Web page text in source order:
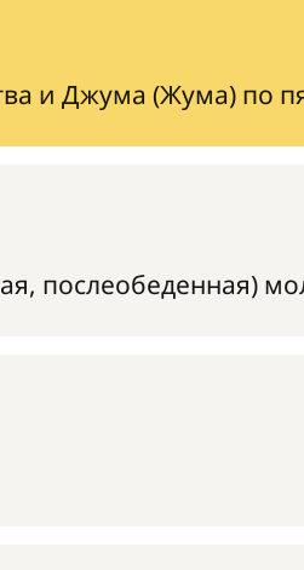
и Джума (Жума) по
послеобеденная)